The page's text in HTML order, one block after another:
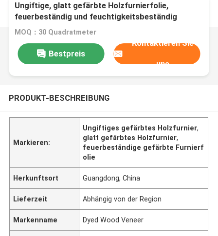
Ungiftige, glatt gefärbte Holzfurnierfolie,
feuerbeständig und feuchtigkeitsbeständig
MOQ：30 Quadratmeter
Bestpreis
Kontaktieren Sie
uns
PRODUKT-BESCHREIBUNG
Markieren:
Ungiftiges gefärbtes Holzfurnier,
glatt gefärbtes Holzfurnier,
feuerbeständige gefärbte Furnierf
olie
Herkunftsort Guangdong, China
Lieferzeit Abhängig von der Region
Markenname Dyed Wood Veneer